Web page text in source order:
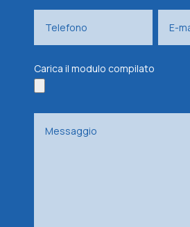
Carica il modulo compilato